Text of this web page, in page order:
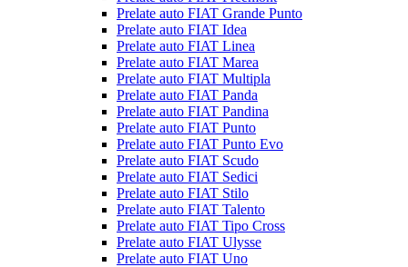
Prelate auto FIAT Grande Punto
Prelate auto FIAT Idea
Prelate auto FIAT Linea
Prelate auto FIAT Marea
Prelate auto FIAT Multipla
Prelate auto FIAT Panda
Prelate auto FIAT Pandina
Prelate auto FIAT Punto
Prelate auto FIAT Punto Evo
Prelate auto FIAT Scudo
Prelate auto FIAT Sedici
Prelate auto FIAT Stilo
Prelate auto FIAT Talento
Prelate auto FIAT Tipo Cross
Prelate auto FIAT Ulysse
Prelate auto FIAT Uno